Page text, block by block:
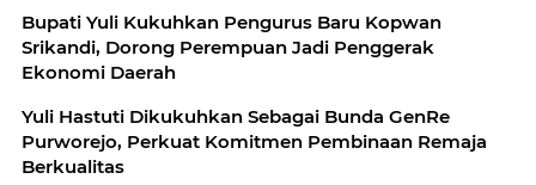
Bupati Yuli Kukuhkan Pengurus Baru Kopwan
Srikandi, Dorong Perempuan Jadi Penggerak
Ekonomi Daerah
Yuli Hastuti Dikukuhkan Sebagai Bunda GenRe
Purworejo, Perkuat Komitmen Pembinaan Remaja
Berkualitas